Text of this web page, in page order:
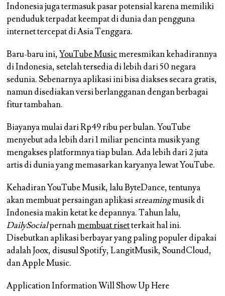
Indonesia juga termasuk pasar potensial karena memiliki
penduduk terpadat keempat di dunia dan pengguna
internet tercepat di Asia Tenggara.
Baru-baru ini,YouTube Musicmeresmikan kehadirannya
di Indonesia, setelah tersedia di lebih dari 50 negara
sedunia. Sebenarnya aplikasi ini bisa diakses secara gratis,
namun disediakan versi berlangganan dengan berbagai
fitur tambahan.
Biayanya mulai dari Rp49 ribu per bulan. YouTube
menyebut ada lebih dari 1 miliar pencinta musik yang
mengakses platformnya tiap bulan. Ada lebih dari 2 juta
artis di dunia yang memasarkan karyanya lewat YouTube.
Kehadiran YouTube Musik, lalu ByteDance, tentunya
akan membuat persaingan aplikasistreamingmusik di
Indonesia makin ketat ke depannya. Tahun lalu,
DailySocialpernahmembuat risetterkait hal ini.
Disebutkan aplikasi berbayar yang paling populer dipakai
adalah Joox, disusul Spotify, LangitMusik, SoundCloud,
dan Apple Music.
Application Information Will Show Up Here